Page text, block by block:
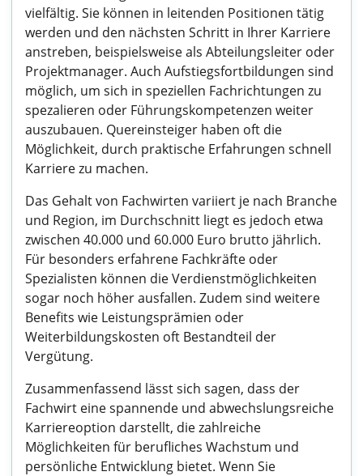
vielfältig. Sie können in leitenden Positionen tätig
werden und den nächsten Schritt in Ihrer Karriere
anstreben, beispielsweise als Abteilungsleiter oder
Projektmanager. Auch Aufstiegsfortbildungen sind
möglich, um sich in speziellen Fachrichtungen zu
spezalieren oder Führungskompetenzen weiter
auszubauen. Quereinsteiger haben oft die
Möglichkeit, durch praktische Erfahrungen schnell
Karriere zu machen.
Das Gehalt von Fachwirten variiert je nach Branche
und Region, im Durchschnitt liegt es jedoch etwa
zwischen 40.000 und 60.000 Euro brutto jährlich.
Für besonders erfahrene Fachkräfte oder
Spezialisten können die Verdienstmöglichkeiten
sogar noch höher ausfallen. Zudem sind weitere
Benefits wie Leistungsprämien oder
Weiterbildungskosten oft Bestandteil der
Vergütung.
Zusammenfassend lässt sich sagen, dass der
Fachwirt eine spannende und abwechslungsreiche
Karriereoption darstellt, die zahlreiche
Möglichkeiten für berufliches Wachstum und
persönliche Entwicklung bietet. Wenn Sie